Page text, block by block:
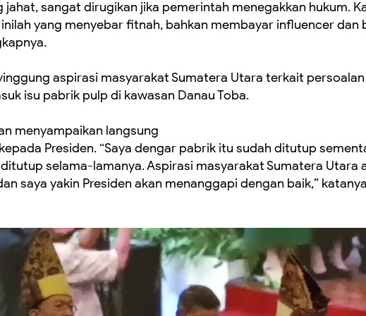
sangat dirugikan jika pemerintah menegakkan hukum.
yang menyebar fitnah, bahkan membayar influencer dan
aspirasi masyarakat Sumatera Utara terkait persoalan
isu pabrik pulp di kawasan Danau Toba.
menyampaikan langsung
Presiden. “Saya dengar pabrik itu sudah ditutup
selama-lamanya. Aspirasi masyarakat Sumatera Utara
saya yakin Presiden akan menanggapi dengan baik,”